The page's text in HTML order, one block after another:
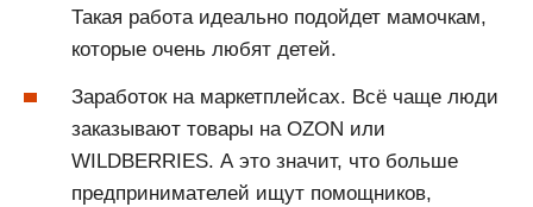
Такая работа идеально подойдет мамочкам,
которые очень любят детей.
Заработок на маркетплейсах. Всё чаще люди
заказывают товары на OZON или
WILDBERRIES. А это значит, что больше
предпринимателей ищут помощников,